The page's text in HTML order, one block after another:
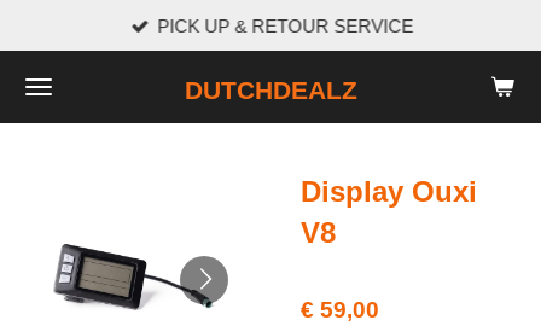
naar
de
DUTCHDEALZ
PICK UP & RETOUR SERVICE
Display Ouxi
V8
€ 59,00